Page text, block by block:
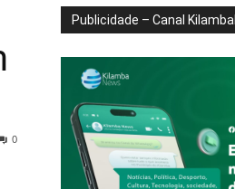
0
Publicidade – Canal